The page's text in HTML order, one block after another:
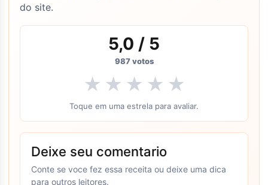
do site.
5,0 / 5
987votos
★ ★ ★ ★ ★
Toque em uma estrela para avaliar.
Deixe seu comentario
Conte se voce fez essa receita ou deixe uma dica
para outros leitores.